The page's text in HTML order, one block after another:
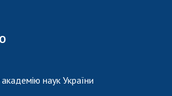
наук України